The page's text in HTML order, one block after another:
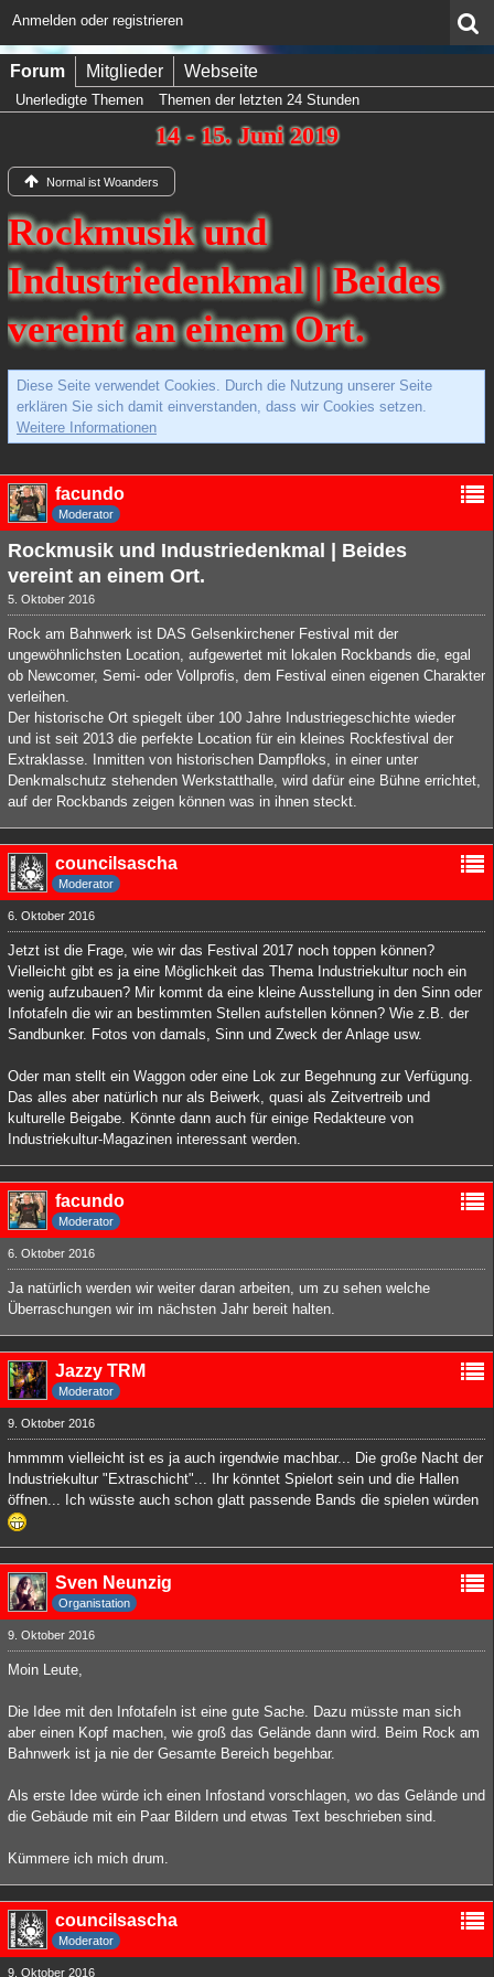
Anmelden oder registrieren
Forum Mitglieder Webseite
Unerledigte Themen Themen der letzten 24 Stunden
14 - 15. Juni 2019
Normal ist Woanders
Rockmusik und
Industriedenkmal | Beides
vereint an einem Ort.
Diese Seite verwendet Cookies. Durch die Nutzung unserer Seite
erklären Sie sich damit einverstanden, dass wir Cookies setzen.
Weitere Informationen
facundo
Moderator
Rockmusik und Industriedenkmal | Beides
vereint an einem Ort.
5. Oktober 2016
Rock am Bahnwerk ist DAS Gelsenkirchener Festival mit der
ungewöhnlichsten Location, aufgewertet mit lokalen Rockbands die, egal
ob Newcomer, Semi- oder Vollprofis, dem Festival einen eigenen Charakter
verleihen.
Der historische Ort spiegelt über 100 Jahre Industriegeschichte wieder
und ist seit 2013 die perfekte Location für ein kleines Rockfestival der
Extraklasse. Inmitten von historischen Dampfloks, in einer unter
Denkmalschutz stehenden Werkstatthalle, wird dafür eine Bühne errichtet,
auf der Rockbands zeigen können was in ihnen steckt.
councilsascha
Moderator
6. Oktober 2016
Jetzt ist die Frage, wie wir das Festival 2017 noch toppen können?
Vielleicht gibt es ja eine Möglichkeit das Thema Industriekultur noch ein
wenig aufzubauen? Mir kommt da eine kleine Ausstellung in den Sinn oder
Infotafeln die wir an bestimmten Stellen aufstellen können? Wie z.B. der
Sandbunker. Fotos von damals, Sinn und Zweck der Anlage usw.
Oder man stellt ein Waggon oder eine Lok zur Begehnung zur Verfügung.
Das alles aber natürlich nur als Beiwerk, quasi als Zeitvertreib und
kulturelle Beigabe. Könnte dann auch für einige Redakteure von
Industriekultur-Magazinen interessant werden.
facundo
Moderator
6. Oktober 2016
Ja natürlich werden wir weiter daran arbeiten, um zu sehen welche
Überraschungen wir im nächsten Jahr bereit halten.
Jazzy TRM
Moderator
9. Oktober 2016
hmmmm vielleicht ist es ja auch irgendwie machbar... Die große Nacht der
Industriekultur "Extraschicht"... Ihr könntet Spielort sein und die Hallen
öffnen... Ich wüsste auch schon glatt passende Bands die spielen würden
Sven Neunzig
Organistation
9. Oktober 2016
Moin Leute,
Die Idee mit den Infotafeln ist eine gute Sache. Dazu müsste man sich
aber einen Kopf machen, wie groß das Gelände dann wird. Beim Rock am
Bahnwerk ist ja nie der Gesamte Bereich begehbar.
Als erste Idee würde ich einen Infostand vorschlagen, wo das Gelände und
die Gebäude mit ein Paar Bildern und etwas Text beschrieben sind.
Kümmere ich mich drum.
councilsascha
Moderator
9. Oktober 2016